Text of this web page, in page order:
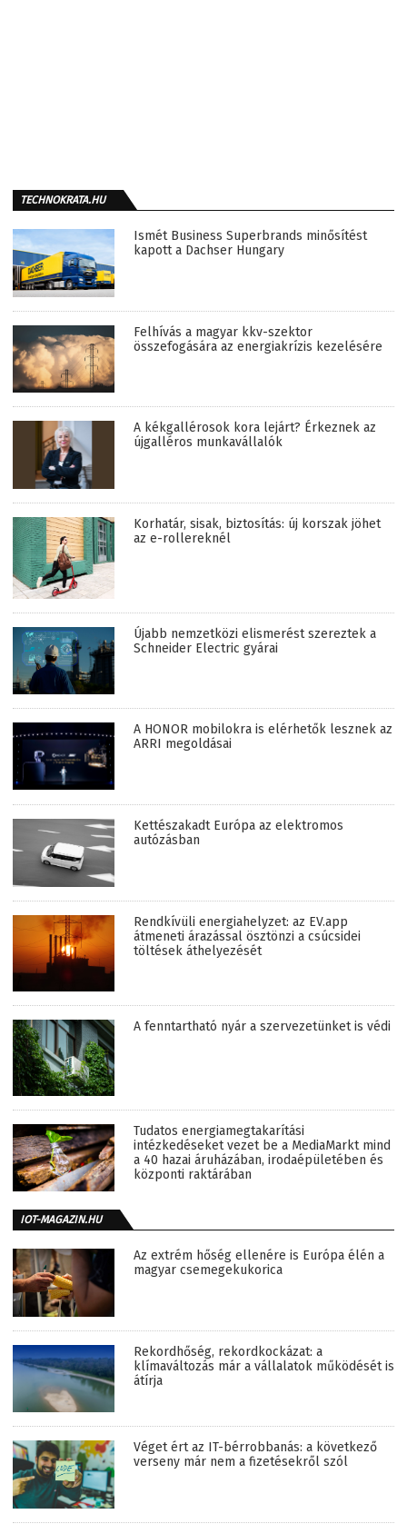
TECHNOKRATA.HU
Ismét Business Superbrands minősítést
kapott a Dachser Hungary
Felhívás a magyar kkv-szektor
összefogására az energiakrízis kezelésére
A kékgallérosok kora lejárt? Érkeznek az
újgalléros munkavállalók
Korhatár, sisak, biztosítás: új korszak jöhet
az e-rollereknél
Újabb nemzetközi elismerést szereztek a
Schneider Electric gyárai
A HONOR mobilokra is elérhetők lesznek az
ARRI megoldásai
Kettészakadt Európa az elektromos
autózásban
Rendkívüli energiahelyzet: az EV.app
átmeneti árazással ösztönzi a csúcsidei
töltések áthelyezését
A fenntartható nyár a szervezetünket is védi
Tudatos energiamegtakarítási
intézkedéseket vezet be a MediaMarkt mind
a 40 hazai áruházában, irodaépületében és
központi raktárában
IOT-MAGAZIN.HU
Az extrém hőség ellenére is Európa élén a
magyar csemegekukorica
Rekordhőség, rekordkockázat: a
klímaváltozás már a vállalatok működését is
átírja
Véget ért az IT-bérrobbanás: a következő
verseny már nem a fizetésekről szól